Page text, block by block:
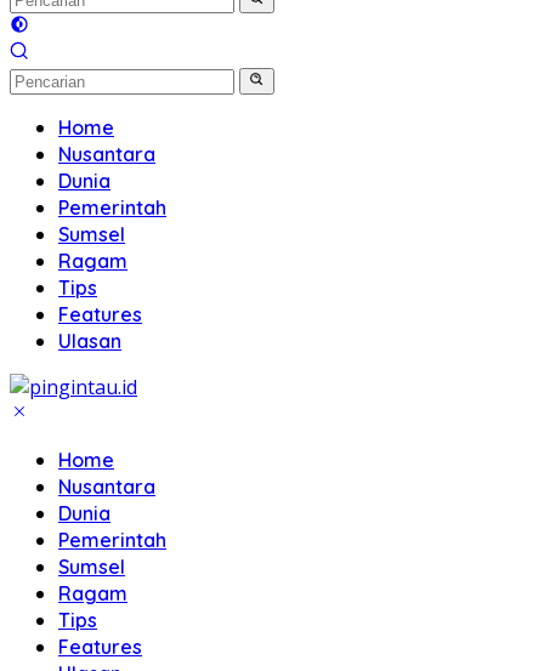
Home
Nusantara
Dunia
Pemerintah
Sumsel
Ragam
Tips
Features
Ulasan
Home
Nusantara
Dunia
Pemerintah
Sumsel
Ragam
Tips
Features